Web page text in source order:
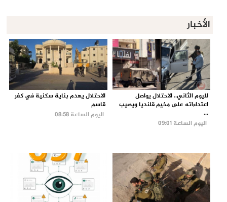
الأخبار
لليوم الثاني.. الاحتلال يواصل
اعتداءاته على مخيم قلنديا ويصيب
...
اليوم الساعة 09:01
الاحتلال يهدم بناية سكنية في كفر
قاسم
اليوم الساعة 08:58